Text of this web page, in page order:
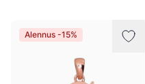
Alennus -15%